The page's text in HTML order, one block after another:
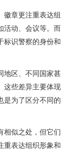
徽章更注重表达组
活动、会议等。而
标识警察的身份和
地区、不同国家甚
这些差异主要体现
是为了区分不同的
相似之处，但它们
重表达组织形象和